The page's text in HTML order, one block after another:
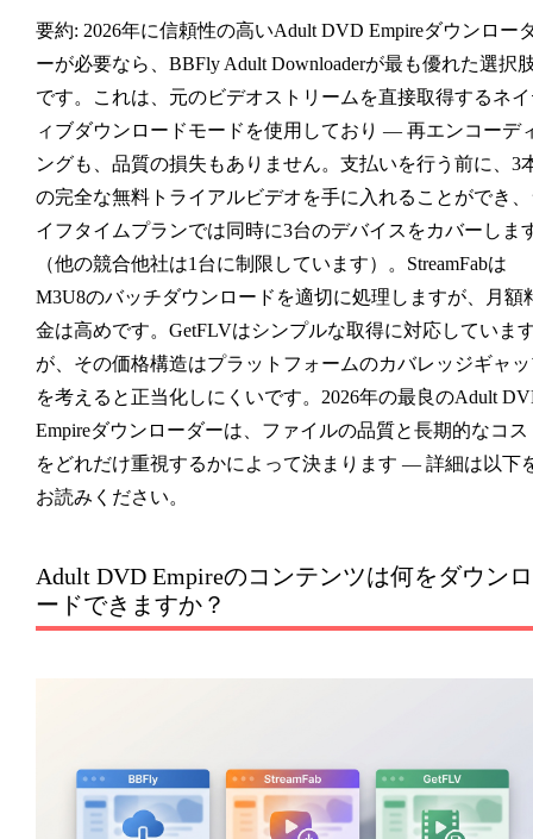
要約: 2026年に信頼性の高いAdult DVD Empireダウンロー
ーが必要なら、BBFly Adult Downloaderが最も優れた選択
です。これは、元のビデオストリームを直接取得するネ
ィブダウンロードモードを使用しており — 再エンコーデ
ングも、品質の損失もありません。支払いを行う前に、3
の完全な無料トライアルビデオを手に入れることができ
イフタイムプランでは同時に3台のデバイスをカバーしま
（他の競合他社は1台に制限しています）。StreamFabは
M3U8のバッチダウンロードを適切に処理しますが、月額
金は高めです。GetFLVはシンプルな取得に対応していま
が、その価格構造はプラットフォームのカバレッジギャ
を考えると正当化しにくいです。2026年の最良のAdult
Empireダウンローダーは、ファイルの品質と長期的なコス
をどれだけ重視するかによって決まります — 詳細は以下
お読みください。
Adult DVD Empireのコンテンツは何をダウンロ
ードできますか？